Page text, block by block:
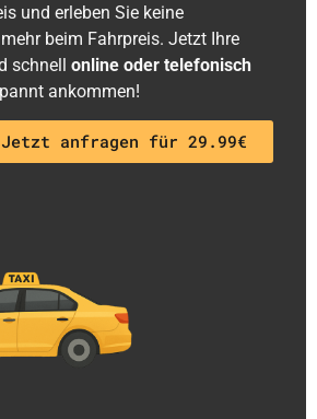
und erleben Sie keine
beim Fahrpreis. Jetzt Ihre
schnell online oder telefonisch
ankommen!
Jetzt anfragen für 29.99€